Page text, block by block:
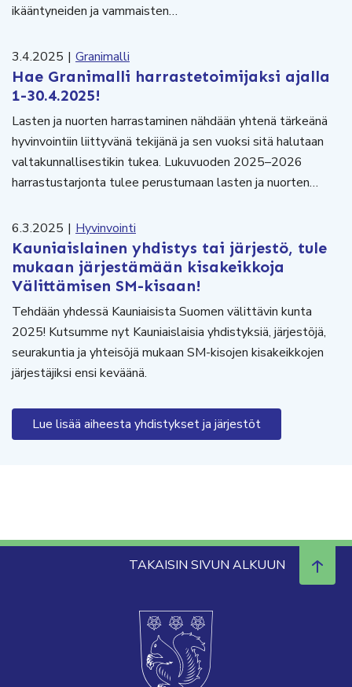
ikääntyneiden ja vammaisten…
3.4.2025 | Granimalli
Hae Granimalli harrastetoimijaksi ajalla
1-30.4.2025!
Lasten ja nuorten harrastaminen nähdään yhtenä tärkeänä
hyvinvointiin liittyvänä tekijänä ja sen vuoksi sitä halutaan
valtakunnallisestikin tukea. Lukuvuoden 2025–2026
harrastustarjonta tulee perustumaan lasten ja nuorten…
6.3.2025 | Hyvinvointi
Kauniaislainen yhdistys tai järjestö, tule
mukaan järjestämään kisakeikkoja
Välittämisen SM-kisaan!
Tehdään yhdessä Kauniaisista Suomen välittävin kunta
2025! Kutsumme nyt Kauniaislaisia yhdistyksiä, järjestöjä,
seurakuntia ja yhteisöjä mukaan SM-kisojen kisakeikkojen
järjestäjiksi ensi keväänä.
Lue lisää aiheesta yhdistykset ja järjestöt
TAKAISIN SIVUN ALKUUN